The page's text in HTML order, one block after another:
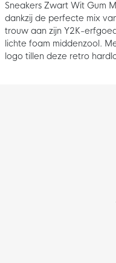
Sneakers Zwart Wit Gum
dankzij de perfecte mix
trouw aan zijn Y2K-
lichte foam middenzool.
logo tillen deze retro